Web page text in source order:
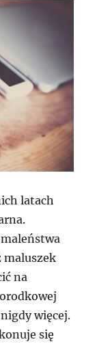
latach
maluszek
na
więcej.
się